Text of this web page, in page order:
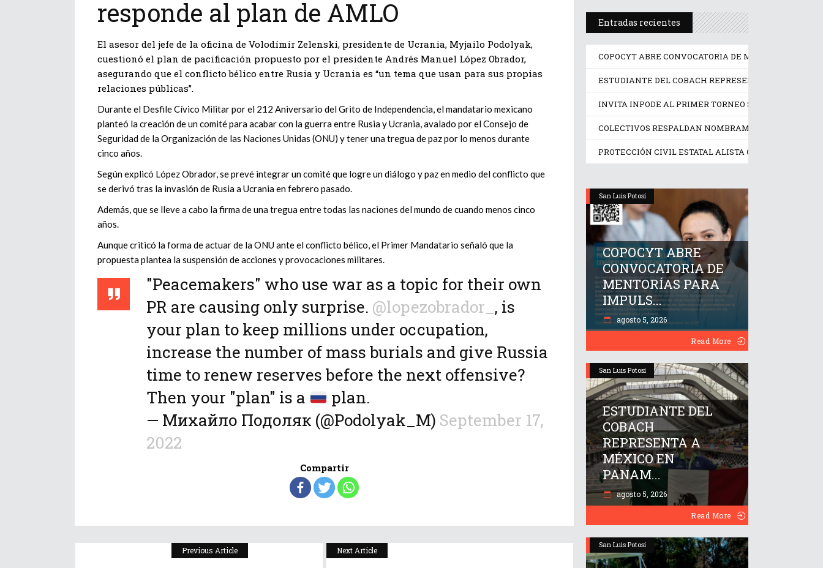
responde al plan de AMLO
El asesor del jefe de la oficina de Volodímir Zelenski, presidente de Ucrania, Myjailo Podolyak,
cuestionó el plan de pacificación propuesto por el presidente Andrés Manuel López Obrador,
asegurando que el conflicto bélico entre Rusia y Ucrania es “un tema que usan para sus propias
relaciones públicas”.
Durante el Desfile Cívico Militar por el 212 Aniversario del Grito de Independencia, el mandatario mexicano
planteó la creación de un comité para acabar con la guerra entre Rusia y Ucrania, avalado por el Consejo de
Seguridad de la Organización de las Naciones Unidas (ONU) y tener una tregua de paz por lo menos durante
cinco años.
Según explicó López Obrador, se prevé integrar un comité que logre un diálogo y paz en medio del conflicto que
se derivó tras la invasión de Rusia a Ucrania en febrero pasado.
Además, que se lleve a cabo la firma de una tregua entre todas las naciones del mundo de cuando menos cinco
años.
Aunque criticó la forma de actuar de la ONU ante el conflicto bélico, el Primer Mandatario señaló que la
propuesta plantea la suspensión de acciones y provocaciones militares.
"Peacemakers" who use war as a topic for their own
PR are causing only surprise. @lopezobrador_ , is
your plan to keep millions under occupation,
increase the number of mass burials and give Russia
time to renew reserves before the next offensive?
Then your "plan" is a
plan.
— Михайло Подоляк (@Podolyak_M) September 17,
2022
Compartir
Previous Article Next Article
Entradas recientes
COPOCYT ABRE CONVOCATORIA DE MENTORÍAS
ESTUDIANTE DEL COBACH REPRESENTA A MÉXICO
INVITA INPODE AL PRIMER TORNEO SIN LÍMITES SAN
COLECTIVOS RESPALDAN NOMBRAMIENTO EN LA
PROTECCIÓN CIVIL ESTATAL ALISTA OPERATIVO
San Luis Potosí
COPOCYT ABRE
CONVOCATORIA DE
MENTORÍAS PARA
IMPULS...
agosto 5, 2026
Read More
San Luis Potosí
ESTUDIANTE DEL
COBACH
REPRESENTA A
MÉXICO EN
PANAM...
agosto 5, 2026
Read More
San Luis Potosí